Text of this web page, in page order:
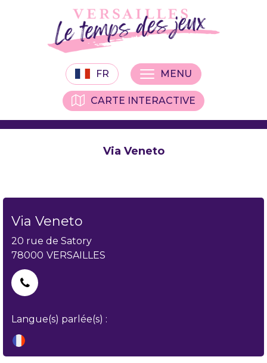
FR
CARTE INTERACTIVE
MENU
Via Veneto
Via Veneto
20 rue de Satory
78000 VERSAILLES
Langue(s) parlée(s) :